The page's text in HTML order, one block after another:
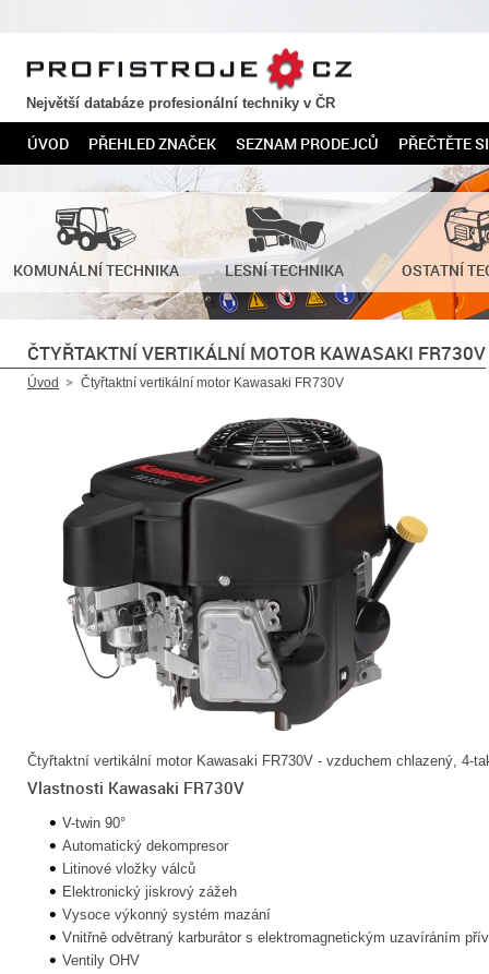
PROFISTROJE.CZ
Největší databáze profesionální techniky v ČR
ÚVOD PŘEHLED ZNAČEK SEZNAM PRODEJCŮ PŘEČTĚTE SI
KOMUNÁLNÍ TECHNIKA LESNÍ TECHNIKA OSTATNÍ
ČTYŘTAKTNÍ VERTIKÁLNÍ MOTOR KAWASAKI FR730V
Úvod Čtyřtaktní vertikální motor Kawasaki FR730V
Čtyřtaktní vertikální motor Kawasaki FR730V - vzduchem chlazený, 4-
Vlastnosti Kawasaki FR730V
V-twin 90°
Automatický dekompresor
Litinové vložky válců
Elektronický jiskrový zážeh
Vysoce výkonný systém mazání
Vnitřně odvětraný karburátor s elektromagnetickým uzavíráním
Ventily OHV